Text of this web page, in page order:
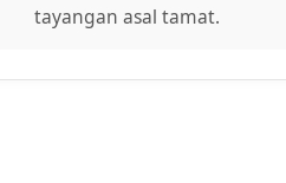
tayangan asal tamat.